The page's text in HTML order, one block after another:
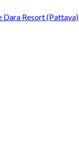
Dara Resort (Pattaya)